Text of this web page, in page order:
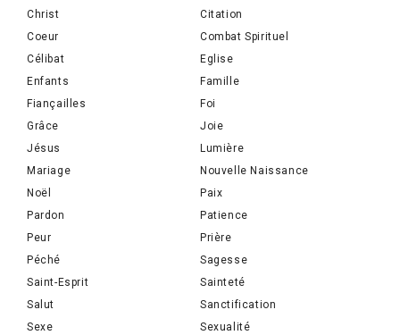
Christ
Citation
Coeur
Combat Spirituel
Célibat
Eglise
Enfants
Famille
Fiançailles
Foi
Grâce
Joie
Jésus
Lumière
Mariage
Nouvelle Naissance
Noël
Paix
Pardon
Patience
Peur
Prière
Péché
Sagesse
Saint-Esprit
Sainteté
Salut
Sanctification
Sexe
Sexualité